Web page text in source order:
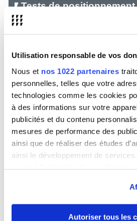
Utilisation responsable de vos
Nous et nos 1022 partenaires
personnelles, telles que votre
technologies comme les cookies
à des informations sur votre
publicités et du contenu
mesures de performance des
ainsi que de réaliser des études
ainsi le développement de
quant à l'utilisation de vos
moment en consultant la
ou en cliquant sur l'icône de
Autoriser tous les
Tests de positionnement
Attention, ces tests n'ont qu'une
Des repositionnements seront
première semaine de cours.
Enseignement Licence
Semestres impairs
JYFLB11 : FLE LANSAD B1
JYFLB21 : FLE LANSAD B2
JYFLC11 : FLE LANSAD C1
Semestres pairs
JZFLB11 B1
JZFLB21 B2
JZFLC11 C1
Enseignements Master